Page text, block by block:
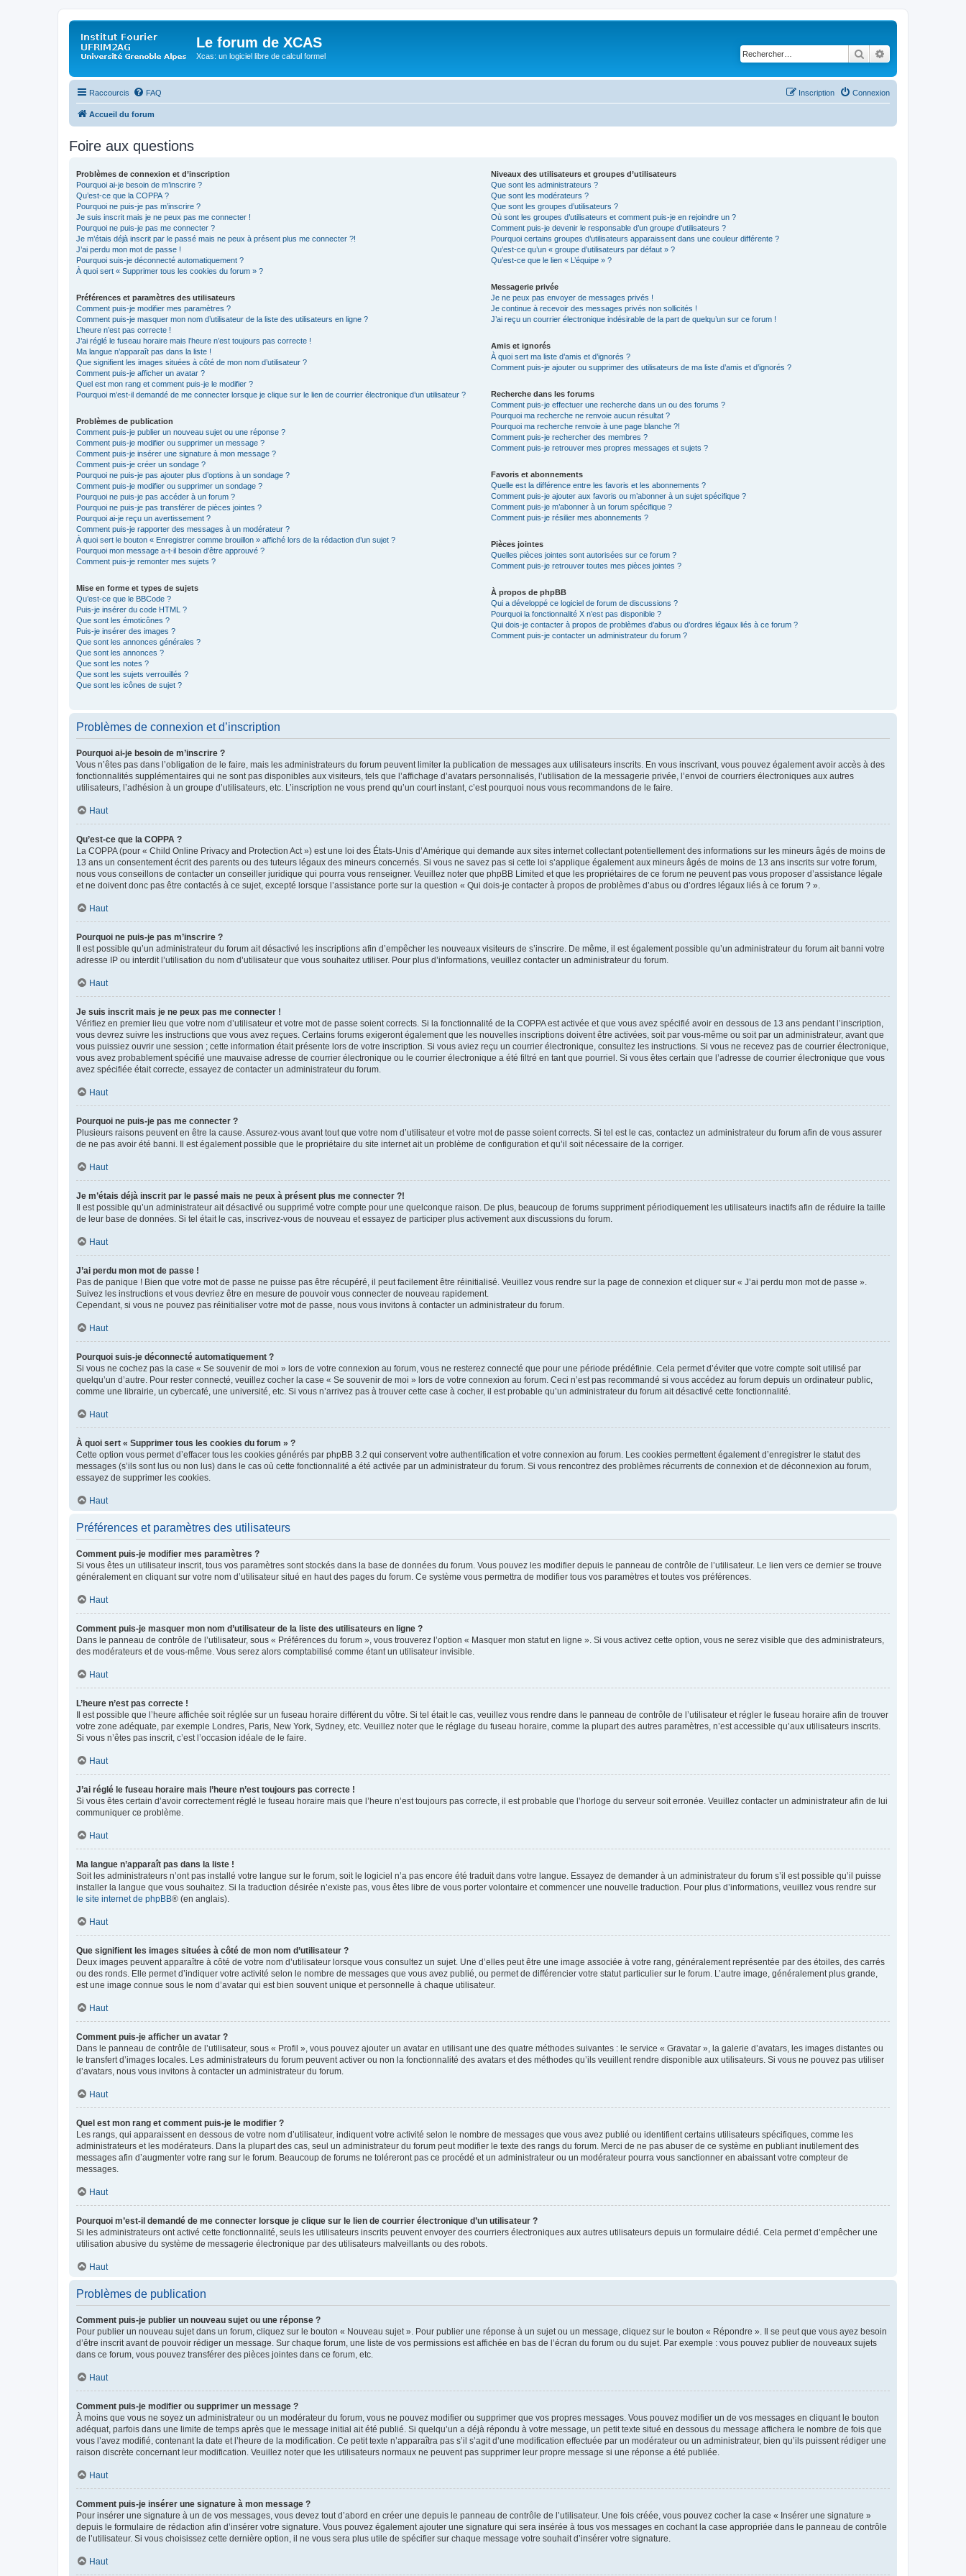
Le forum de XCAS
Xcas: un logiciel libre de calcul formel Rechercher
Raccourcis FAQ Connexion
Inscription
Accueil du forum
Foire aux questions
Problèmes de connexion et d’inscription
Pourquoi ai-je besoin de m’inscrire ?
Qu’est-ce que la COPPA ?
Pourquoi ne puis-je pas m’inscrire ?
Je suis inscrit mais je ne peux pas me connecter !
Pourquoi ne puis-je pas me connecter ?
Je m’étais déjà inscrit par le passé mais ne peux à présent plus me connecter ?!
J’ai perdu mon mot de passe !
Pourquoi suis-je déconnecté automatiquement ?
À quoi sert « Supprimer tous les cookies du forum » ?
Préférences et paramètres des utilisateurs
Comment puis-je modifier mes paramètres ?
Comment puis-je masquer mon nom d’utilisateur de la liste des utilisateurs en ligne ?
L’heure n’est pas correcte !
J’ai réglé le fuseau horaire mais l’heure n’est toujours pas correcte !
Ma langue n’apparaît pas dans la liste !
Que signifient les images situées à côté de mon nom d’utilisateur ?
Comment puis-je afficher un avatar ?
Quel est mon rang et comment puis-je le modifier ?
Pourquoi m’est-il demandé de me connecter lorsque je clique sur le lien de courrier électronique d’un utilisateur ?
Problèmes de publication
Comment puis-je publier un nouveau sujet ou une réponse ?
Comment puis-je modifier ou supprimer un message ?
Comment puis-je insérer une signature à mon message ?
Comment puis-je créer un sondage ?
Pourquoi ne puis-je pas ajouter plus d’options à un sondage ?
Comment puis-je modifier ou supprimer un sondage ?
Pourquoi ne puis-je pas accéder à un forum ?
Pourquoi ne puis-je pas transférer de pièces jointes ?
Pourquoi ai-je reçu un avertissement ?
Comment puis-je rapporter des messages à un modérateur ?
À quoi sert le bouton « Enregistrer comme brouillon » affiché lors de la rédaction d’un sujet ?
Pourquoi mon message a-t-il besoin d’être approuvé ?
Comment puis-je remonter mes sujets ?
Mise en forme et types de sujets
Qu’est-ce que le BBCode ?
Puis-je insérer du code HTML ?
Que sont les émoticônes ?
Puis-je insérer des images ?
Que sont les annonces générales ?
Que sont les annonces ?
Que sont les notes ?
Que sont les sujets verrouillés ?
Que sont les icônes de sujet ?
Niveaux des utilisateurs et groupes d’utilisateurs
Que sont les administrateurs ?
Que sont les modérateurs ?
Que sont les groupes d’utilisateurs ?
Où sont les groupes d’utilisateurs et comment puis-je en rejoindre un ?
Comment puis-je devenir le responsable d’un groupe d’utilisateurs ?
Pourquoi certains groupes d’utilisateurs apparaissent dans une couleur différente ?
Qu’est-ce qu’un « groupe d’utilisateurs par défaut » ?
Qu’est-ce que le lien « L’équipe » ?
Messagerie privée
Je ne peux pas envoyer de messages privés !
Je continue à recevoir des messages privés non sollicités !
J’ai reçu un courrier électronique indésirable de la part de quelqu’un sur ce forum !
Amis et ignorés
À quoi sert ma liste d’amis et d’ignorés ?
Comment puis-je ajouter ou supprimer des utilisateurs de ma liste d’amis et d’ignorés ?
Recherche dans les forums
Comment puis-je effectuer une recherche dans un ou des forums ?
Pourquoi ma recherche ne renvoie aucun résultat ?
Pourquoi ma recherche renvoie à une page blanche ?!
Comment puis-je rechercher des membres ?
Comment puis-je retrouver mes propres messages et sujets ?
Favoris et abonnements
Quelle est la différence entre les favoris et les abonnements ?
Comment puis-je ajouter aux favoris ou m’abonner à un sujet spécifique ?
Comment puis-je m’abonner à un forum spécifique ?
Comment puis-je résilier mes abonnements ?
Pièces jointes
Quelles pièces jointes sont autorisées sur ce forum ?
Comment puis-je retrouver toutes mes pièces jointes ?
À propos de phpBB
Qui a développé ce logiciel de forum de discussions ?
Pourquoi la fonctionnalité X n’est pas disponible ?
Qui dois-je contacter à propos de problèmes d’abus ou d’ordres légaux liés à ce forum ?
Comment puis-je contacter un administrateur du forum ?
Problèmes de connexion et d’inscription
Pourquoi ai-je besoin de m’inscrire ?
Vous n’êtes pas dans l’obligation de le faire, mais les administrateurs du forum peuvent limiter la publication de messages aux utilisateurs inscrits. En vous inscrivant, vous pouvez également avoir accès à des
fonctionnalités supplémentaires qui ne sont pas disponibles aux visiteurs, tels que l’affichage d’avatars personnalisés, l’utilisation de la messagerie privée, l’envoi de courriers électroniques aux autres
utilisateurs, l’adhésion à un groupe d’utilisateurs, etc. L’inscription ne vous prend qu’un court instant, c’est pourquoi nous vous recommandons de le faire.
Haut
Qu’est-ce que la COPPA ?
La COPPA (pour « Child Online Privacy and Protection Act ») est une loi des États-Unis d’Amérique qui demande aux sites internet collectant potentiellement des informations sur les mineurs âgés de moins de
13 ans un consentement écrit des parents ou des tuteurs légaux des mineurs concernés. Si vous ne savez pas si cette loi s’applique également aux mineurs âgés de moins de 13 ans inscrits sur votre forum,
nous vous conseillons de contacter un conseiller juridique qui pourra vous renseigner. Veuillez noter que phpBB Limited et que les propriétaires de ce forum ne peuvent pas vous proposer d’assistance légale
et ne doivent donc pas être contactés à ce sujet, excepté lorsque l’assistance porte sur la question « Qui dois-je contacter à propos de problèmes d’abus ou d’ordres légaux liés à ce forum ? ».
Haut
Pourquoi ne puis-je pas m’inscrire ?
Il est possible qu’un administrateur du forum ait désactivé les inscriptions afin d’empêcher les nouveaux visiteurs de s’inscrire. De même, il est également possible qu’un administrateur du forum ait banni votre
adresse IP ou interdit l’utilisation du nom d’utilisateur que vous souhaitez utiliser. Pour plus d’informations, veuillez contacter un administrateur du forum.
Haut
Je suis inscrit mais je ne peux pas me connecter !
Vérifiez en premier lieu que votre nom d’utilisateur et votre mot de passe soient corrects. Si la fonctionnalité de la COPPA est activée et que vous avez spécifié avoir en dessous de 13 ans pendant l’inscription,
vous devrez suivre les instructions que vous avez reçues. Certains forums exigeront également que les nouvelles inscriptions doivent être activées, soit par vous-même ou soit par un administrateur, avant que
vous puissiez ouvrir une session ; cette information était présente lors de votre inscription. Si vous aviez reçu un courrier électronique, consultez les instructions. Si vous ne recevez pas de courrier électronique,
vous avez probablement spécifié une mauvaise adresse de courrier électronique ou le courrier électronique a été filtré en tant que pourriel. Si vous êtes certain que l’adresse de courrier électronique que vous
avez spécifiée était correcte, essayez de contacter un administrateur du forum.
Haut
Pourquoi ne puis-je pas me connecter ?
Plusieurs raisons peuvent en être la cause. Assurez-vous avant tout que votre nom d’utilisateur et votre mot de passe soient corrects. Si tel est le cas, contactez un administrateur du forum afin de vous assurer
de ne pas avoir été banni. Il est également possible que le propriétaire du site internet ait un problème de configuration et qu’il soit nécessaire de la corriger.
Haut
Je m’étais déjà inscrit par le passé mais ne peux à présent plus me connecter ?!
Il est possible qu’un administrateur ait désactivé ou supprimé votre compte pour une quelconque raison. De plus, beaucoup de forums suppriment périodiquement les utilisateurs inactifs afin de réduire la taille
de leur base de données. Si tel était le cas, inscrivez-vous de nouveau et essayez de participer plus activement aux discussions du forum.
Haut
J’ai perdu mon mot de passe !
Pas de panique ! Bien que votre mot de passe ne puisse pas être récupéré, il peut facilement être réinitialisé. Veuillez vous rendre sur la page de connexion et cliquer sur « J’ai perdu mon mot de passe ».
Suivez les instructions et vous devriez être en mesure de pouvoir vous connecter de nouveau rapidement.
Cependant, si vous ne pouvez pas réinitialiser votre mot de passe, nous vous invitons à contacter un administrateur du forum.
Haut
Pourquoi suis-je déconnecté automatiquement ?
Si vous ne cochez pas la case « Se souvenir de moi » lors de votre connexion au forum, vous ne resterez connecté que pour une période prédéfinie. Cela permet d’éviter que votre compte soit utilisé par
quelqu’un d’autre. Pour rester connecté, veuillez cocher la case « Se souvenir de moi » lors de votre connexion au forum. Ceci n’est pas recommandé si vous accédez au forum depuis un ordinateur public,
comme une librairie, un cybercafé, une université, etc. Si vous n’arrivez pas à trouver cette case à cocher, il est probable qu’un administrateur du forum ait désactivé cette fonctionnalité.
Haut
À quoi sert « Supprimer tous les cookies du forum » ?
Cette option vous permet d’effacer tous les cookies générés par phpBB 3.2 qui conservent votre authentification et votre connexion au forum. Les cookies permettent également d’enregistrer le statut des
messages (s’ils sont lus ou non lus) dans le cas où cette fonctionnalité a été activée par un administrateur du forum. Si vous rencontrez des problèmes récurrents de connexion et de déconnexion au forum,
essayez de supprimer les cookies.
Haut
Préférences et paramètres des utilisateurs
Comment puis-je modifier mes paramètres ?
Si vous êtes un utilisateur inscrit, tous vos paramètres sont stockés dans la base de données du forum. Vous pouvez les modifier depuis le panneau de contrôle de l’utilisateur. Le lien vers ce dernier se trouve
généralement en cliquant sur votre nom d’utilisateur situé en haut des pages du forum. Ce système vous permettra de modifier tous vos paramètres et toutes vos préférences.
Haut
Comment puis-je masquer mon nom d’utilisateur de la liste des utilisateurs en ligne ?
Dans le panneau de contrôle de l’utilisateur, sous « Préférences du forum », vous trouverez l’option « Masquer mon statut en ligne ». Si vous activez cette option, vous ne serez visible que des administrateurs,
des modérateurs et de vous-même. Vous serez alors comptabilisé comme étant un utilisateur invisible.
Haut
L’heure n’est pas correcte !
Il est possible que l’heure affichée soit réglée sur un fuseau horaire différent du vôtre. Si tel était le cas, veuillez vous rendre dans le panneau de contrôle de l’utilisateur et régler le fuseau horaire afin de trouver
votre zone adéquate, par exemple Londres, Paris, New York, Sydney, etc. Veuillez noter que le réglage du fuseau horaire, comme la plupart des autres paramètres, n’est accessible qu’aux utilisateurs inscrits.
Si vous n’êtes pas inscrit, c’est l’occasion idéale de le faire.
Haut
J’ai réglé le fuseau horaire mais l’heure n’est toujours pas correcte !
Si vous êtes certain d’avoir correctement réglé le fuseau horaire mais que l’heure n’est toujours pas correcte, il est probable que l’horloge du serveur soit erronée. Veuillez contacter un administrateur afin de lui
communiquer ce problème.
Haut
Ma langue n’apparaît pas dans la liste !
Soit les administrateurs n’ont pas installé votre langue sur le forum, soit le logiciel n’a pas encore été traduit dans votre langue. Essayez de demander à un administrateur du forum s’il est possible qu’il puisse
installer la langue que vous souhaitez. Si la traduction désirée n’existe pas, vous êtes libre de vous porter volontaire et commencer une nouvelle traduction. Pour plus d’informations, veuillez vous rendre sur
le site internet de phpBB® (en anglais).
Haut
Que signifient les images situées à côté de mon nom d’utilisateur ?
Deux images peuvent apparaître à côté de votre nom d’utilisateur lorsque vous consultez un sujet. Une d’elles peut être une image associée à votre rang, généralement représentée par des étoiles, des carrés
ou des ronds. Elle permet d’indiquer votre activité selon le nombre de messages que vous avez publié, ou permet de différencier votre statut particulier sur le forum. L’autre image, généralement plus grande,
est une image connue sous le nom d’avatar qui est bien souvent unique et personnelle à chaque utilisateur.
Haut
Comment puis-je afficher un avatar ?
Dans le panneau de contrôle de l’utilisateur, sous « Profil », vous pouvez ajouter un avatar en utilisant une des quatre méthodes suivantes : le service « Gravatar », la galerie d’avatars, les images distantes ou
le transfert d’images locales. Les administrateurs du forum peuvent activer ou non la fonctionnalité des avatars et des méthodes qu’ils veuillent rendre disponible aux utilisateurs. Si vous ne pouvez pas utiliser
d’avatars, nous vous invitons à contacter un administrateur du forum.
Haut
Quel est mon rang et comment puis-je le modifier ?
Les rangs, qui apparaissent en dessous de votre nom d’utilisateur, indiquent votre activité selon le nombre de messages que vous avez publié ou identifient certains utilisateurs spécifiques, comme les
administrateurs et les modérateurs. Dans la plupart des cas, seul un administrateur du forum peut modifier le texte des rangs du forum. Merci de ne pas abuser de ce système en publiant inutilement des
messages afin d’augmenter votre rang sur le forum. Beaucoup de forums ne toléreront pas ce procédé et un administrateur ou un modérateur pourra vous sanctionner en abaissant votre compteur de
messages.
Haut
Pourquoi m’est-il demandé de me connecter lorsque je clique sur le lien de courrier électronique d’un utilisateur ?
Si les administrateurs ont activé cette fonctionnalité, seuls les utilisateurs inscrits peuvent envoyer des courriers électroniques aux autres utilisateurs depuis un formulaire dédié. Cela permet d’empêcher une
utilisation abusive du système de messagerie électronique par des utilisateurs malveillants ou des robots.
Haut
Problèmes de publication
Comment puis-je publier un nouveau sujet ou une réponse ?
Pour publier un nouveau sujet dans un forum, cliquez sur le bouton « Nouveau sujet ». Pour publier une réponse à un sujet ou un message, cliquez sur le bouton « Répondre ». Il se peut que vous ayez besoin
d’être inscrit avant de pouvoir rédiger un message. Sur chaque forum, une liste de vos permissions est affichée en bas de l’écran du forum ou du sujet. Par exemple : vous pouvez publier de nouveaux sujets
dans ce forum, vous pouvez transférer des pièces jointes dans ce forum, etc.
Haut
Comment puis-je modifier ou supprimer un message ?
À moins que vous ne soyez un administrateur ou un modérateur du forum, vous ne pouvez modifier ou supprimer que vos propres messages. Vous pouvez modifier un de vos messages en cliquant le bouton
adéquat, parfois dans une limite de temps après que le message initial ait été publié. Si quelqu’un a déjà répondu à votre message, un petit texte situé en dessous du message affichera le nombre de fois que
vous l’avez modifié, contenant la date et l’heure de la modification. Ce petit texte n’apparaîtra pas s’il s’agit d’une modification effectuée par un modérateur ou un administrateur, bien qu’ils puissent rédiger une
raison discrète concernant leur modification. Veuillez noter que les utilisateurs normaux ne peuvent pas supprimer leur propre message si une réponse a été publiée.
Haut
Comment puis-je insérer une signature à mon message ?
Pour insérer une signature à un de vos messages, vous devez tout d’abord en créer une depuis le panneau de contrôle de l’utilisateur. Une fois créée, vous pouvez cocher la case « Insérer une signature »
depuis le formulaire de rédaction afin d’insérer votre signature. Vous pouvez également ajouter une signature qui sera insérée à tous vos messages en cochant la case appropriée dans le panneau de contrôle
de l’utilisateur. Si vous choisissez cette dernière option, il ne vous sera plus utile de spécifier sur chaque message votre souhait d’insérer votre signature.
Haut